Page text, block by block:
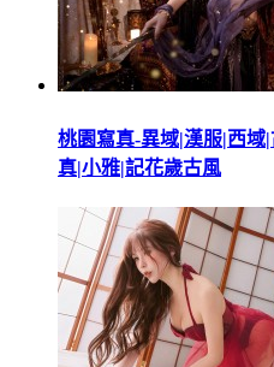
桃園寫真-異域|漢服|西域
真|小雅|記花歲古風